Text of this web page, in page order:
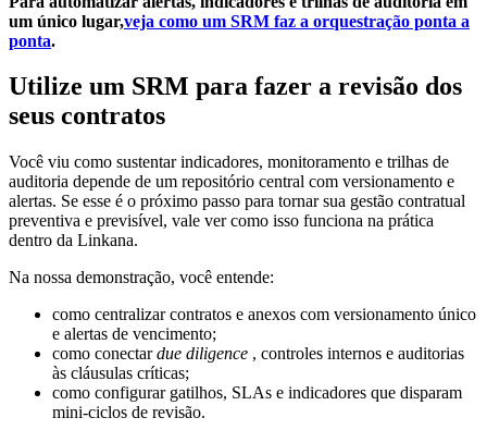
um único lugar,veja como um SRM faz a orquestração ponta a
ponta.
Utilize um SRM para fazer a revisão dos
seus contratos
Você viu como sustentar indicadores, monitoramento e trilhas de
auditoria depende de um repositório central com versionamento e
alertas. Se esse é o próximo passo para tornar sua gestão contratual
preventiva e previsível, vale ver como isso funciona na prática
dentro da Linkana.
Na nossa demonstração, você entende:
como centralizar contratos e anexos com versionamento único
e alertas de vencimento;
como conectardue diligence , controles internos e auditorias
às cláusulas críticas;
como configurar gatilhos, SLAs e indicadores que disparam
mini-ciclos de revisão.